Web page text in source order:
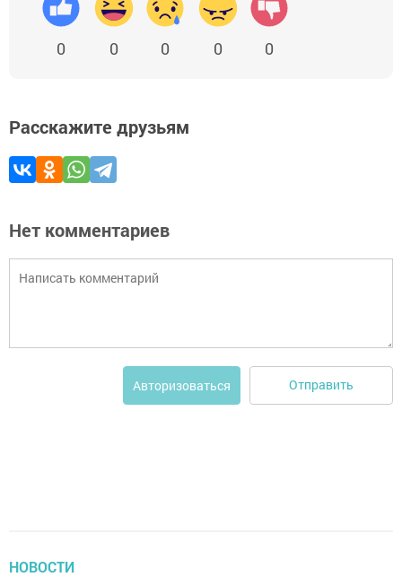
0 0 0 0 0
Расскажите друзьям
Нет комментариев
Авторизоваться Отправить
НОВОСТИ